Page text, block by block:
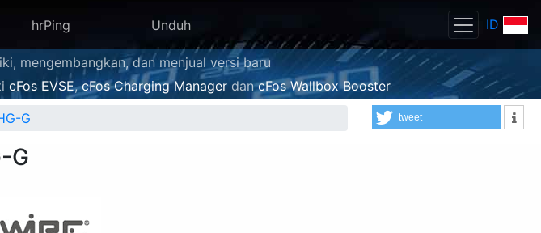
hrPing Unduh ID
mengembangkan, dan menjual versi baru
cFos EVSE,cFos Charging ManagerdancFos Wallbox Booster
G tweet
G